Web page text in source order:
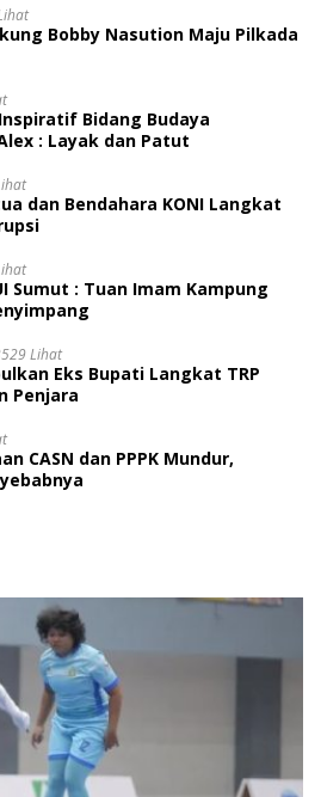
Bobby Nasution Maju Pilkada
Bidang Budaya
: Layak dan Patut
dan Bendahara KONI Langkat
Sumut : Tuan Imam Kampung
Lihat
Eks Bupati Langkat TRP
Penjara
CASN dan PPPK Mundur,